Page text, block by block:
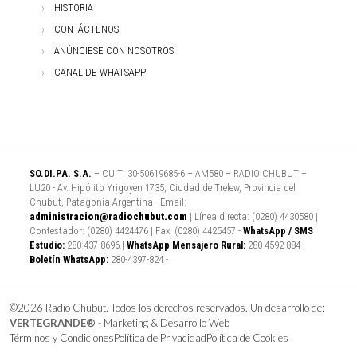
HISTORIA
CONTÁCTENOS
ANÚNCIESE CON NOSOTROS
CANAL DE WHATSAPP
SO.DI.PA. S.A. – CUIT: 30-50619685-6 – AM580 – RADIO CHUBUT –
LU20 - Av. Hipólito Yrigoyen 1735, Ciudad de Trelew, Provincia del
Chubut, Patagonia Argentina - Email:
administracion@radiochubut.com | Línea directa: (0280) 4430580 |
Contestador: (0280) 4424476 | Fax: (0280) 4425457 - WhatsApp / SMS
Estudio: 280-437-8696 | WhatsApp Mensajero Rural: 280-4592-884 |
Boletín WhatsApp: 280-4397-824 -
©2026 Radio Chubut. Todos los derechos reservados. Un desarrollo de:
VERTEGRANDE® - Marketing & Desarrollo Web
Términos y CondicionesPolítica de PrivacidadPolítica de Cookies